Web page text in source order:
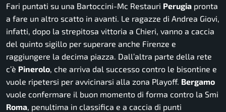
Fari puntati su una Bartoccini-Mc Restauri Perugia pronta
a fare un altro scatto in avanti. Le ragazze di Andrea Giovi,
infatti, dopo la strepitosa vittoria a Chieri, vanno a caccia
del quinto sigillo per superare anche Firenze e
raggiungere la decima piazza. Dall’altra parte della rete
c’è Pinerolo , che arriva dal successo contro le bisontine e
vuole ripetersi per avvicinarsi alla zona Playoff. Bergamo
vuole confermare il buon momento di forma contro la Smi
Roma , penultima in classifica e a caccia di punti